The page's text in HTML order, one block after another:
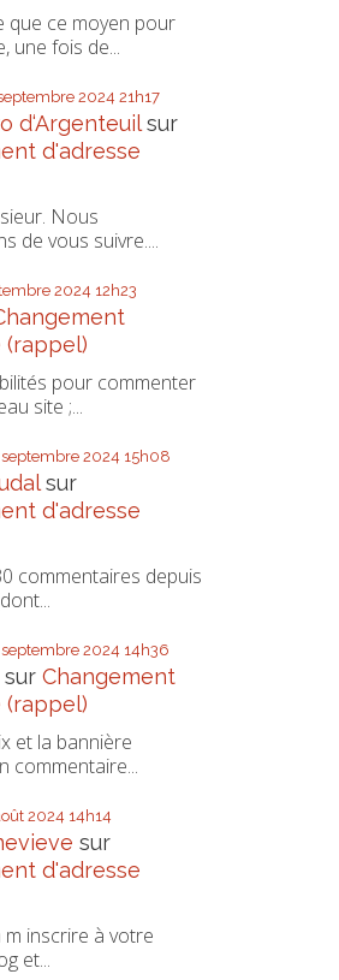
que ce moyen pour
une fois de...
2024 21h17
d‘Argenteuilsur
d'adresse
Nous
de vous suivre....
2024 12h23
(rappel)
pour commenter
site ;...
septembre 2024 15h08
sur
d'adresse
commentaires depuis
septembre 2024 14h36
sur Changement
(rappel)
et la bannière
commentaire...
2024 14h14
sur
d'adresse
m inscrire à votre
et...